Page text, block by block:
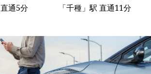
通5分 「千種」駅 直通11分